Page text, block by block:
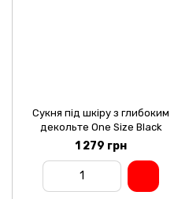
Сукня під шкіру з глибоким
декольте One Size Black
1 279 грн